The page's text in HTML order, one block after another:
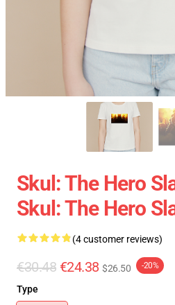
Skul: The Hero
Skul: The Hero
(4 customer reviews)
€30.48 €24.38 $26.50 -20%
Type